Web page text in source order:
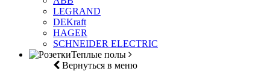
LEGRAND
DEKraft
HAGER
SCHNEIDER ELECTRIC
Теплые полы
Вернуться в меню